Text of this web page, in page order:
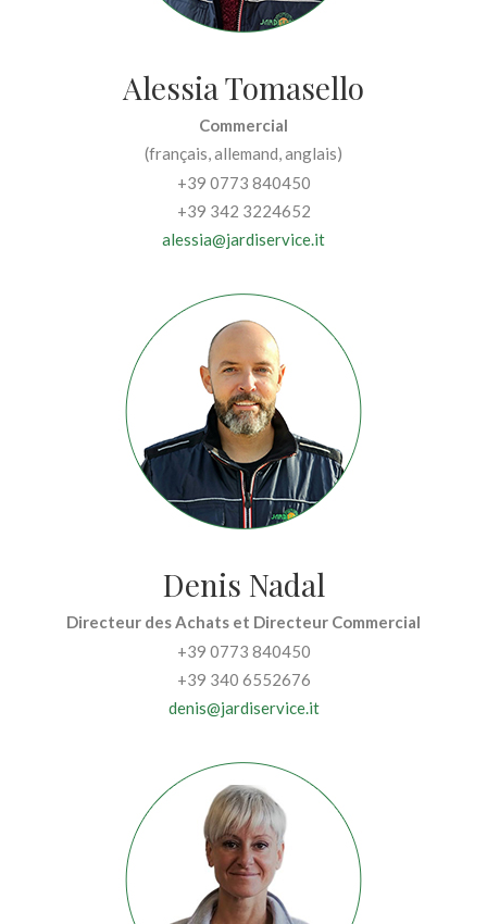
Alessia Tomasello
Commercial
(français, allemand, anglais)
+39 0773 840450
+39 342 3224652
alessia@jardiservice.it
Denis Nadal
Directeur des Achats et Directeur Commercial
+39 0773 840450
+39 340 6552676
denis@jardiservice.it